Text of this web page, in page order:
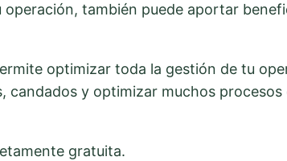
también puede aportar
optimizar toda la gestión de tu
y optimizar muchos
gratuita.